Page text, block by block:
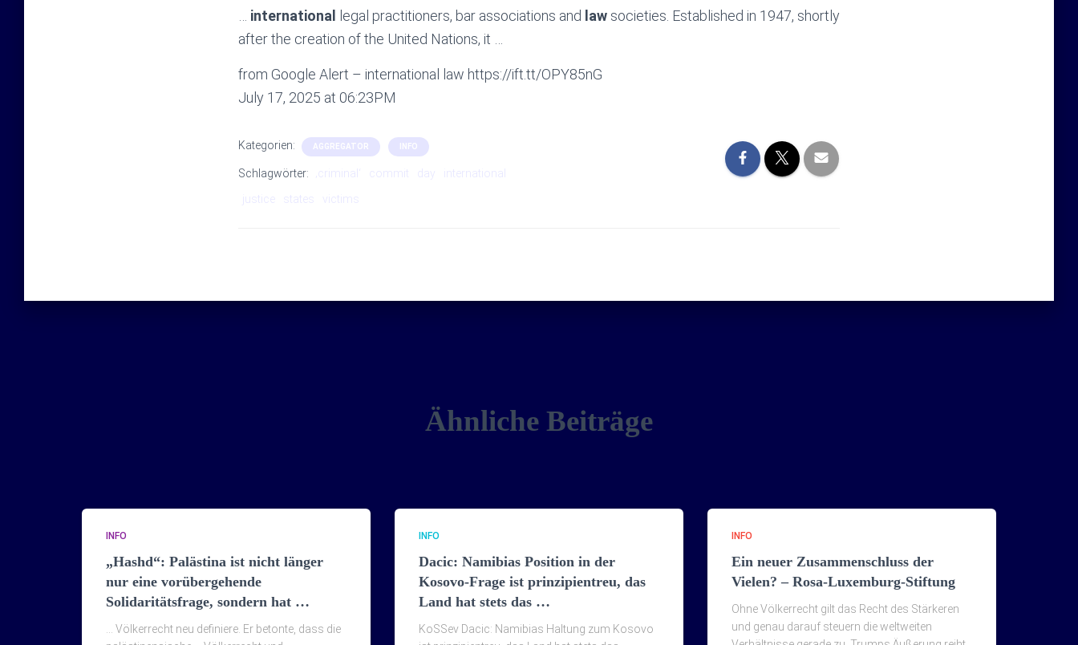
international legal practitioners, bar associations and law societies. Established in 1947, shortly
after the creation of the United Nations, it …
from Google Alert – international law https://ift.tt/OPY85nG
July 17, 2025 at 06:23PM
Kategorien: AGGREGATOR INFO
Schlagwörter: ‚criminal‘ commit day
international
justice
states victims
Ähnliche Beiträge
INFO
„Hashd“: Palästina ist nicht länger
nur eine vorübergehende
Solidaritätsfrage, sondern hat …
… Völkerrecht neu definiere. Er betonte, dass die
INFO
Dacic: Namibias Position in der
Kosovo-Frage ist prinzipientreu, das
Land hat stets das …
KoSSev Dacic: Namibias Haltung zum Kosovo
INFO
Ein neuer Zusammenschluss der
Vielen? – Rosa-Luxemburg-Stiftung
Ohne Völkerrecht gilt das Recht des Stärkeren
und genau darauf steuern die weltweiten